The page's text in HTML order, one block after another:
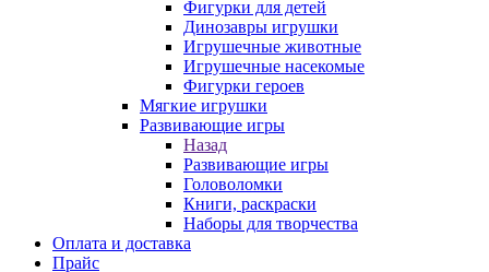
Фигурки для детей
Динозавры игрушки
Игрушечные животные
Игрушечные насекомые
Фигурки героев
Мягкие игрушки
Развивающие игры
Назад
Развивающие игры
Головоломки
Книги, раскраски
Наборы для творчества
Оплата и доставка
Прайс